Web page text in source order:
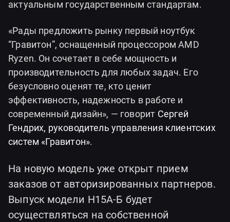
актуальным государственным стандартам.
«Рады предложить рынку первый ноутбук
“Гравитон”, оснащенный процессором AMD
Ryzen. Он сочетает в себе мощность и
производительность для любых задач. Его
безусловно оценят те, кто ценит
эффективность, надежность в работе и
современный дизайн», — говорит Сергей
Гендрих, руководитель управления клиентских
систем «Гравитон».
На новую модель уже открыт прием
заказов от авторизированных партнеров.
Выпуск модели Н15А-Б будет
осуществляться на собственной